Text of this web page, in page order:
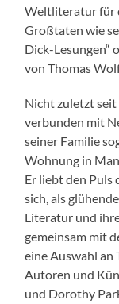
Weltliteratur für
Großtaten wie
Dick-Lesungen“
von Thomas
Nicht zuletzt seit
verbunden mit
seiner Familie
Wohnung in
Er liebt den Puls
sich, als
Literatur und
gemeinsam mit
eine Auswahl an
Autoren und
und Dorothy